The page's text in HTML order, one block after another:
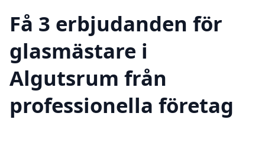
Få 3 erbjudanden för
glasmästare i
Algutsrum från
professionella företag